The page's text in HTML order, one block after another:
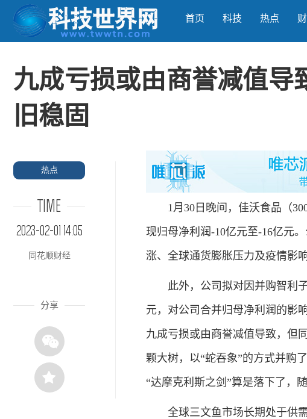
首页 科技 热点
九成亏损或由商誉减值导
旧稳固
热点
TIME
2023-02-01 14:05
同花顺财经
分享
1月30日晚间，佳沃食品（
现归母净利润-10亿元至-16亿元
涨、全球通货膨胀压力及疫情影
此外，公司拟对因并购智利子
元，对公司合并归母净利润的影
九成亏损或由商誉减值导致，但
颗大树，以“蛇吞象”的方式并购
“达摩克利斯之剑”算是落下了，
全球三文鱼市场长期处于供需